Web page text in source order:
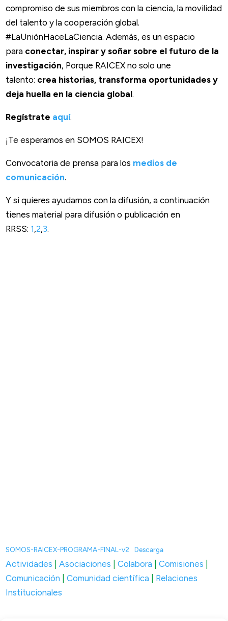
compromiso de sus miembros con la ciencia, la movilidad
del talento y la cooperación global.
#LaUniónHaceLaCiencia. Además, es un espacio
para conectar, inspirar y soñar sobre el futuro de la
investigación, Porque RAICEX no solo une
talento: crea historias, transforma oportunidades y
deja huella en la ciencia global.
Regístrate aquí.
¡Te esperamos en SOMOS RAICEX!
Convocatoria de prensa para los medios de
comunicación.
Y si quieres ayudarnos con la difusión, a continuación
tienes material para difusión o publicación en
RRSS: 1,2,3.
SOMOS-RAICEX-PROGRAMA-FINAL-v2 Descarga
Actividades |Asociaciones |Colabora |Comisiones
Comunicación |Comunidad científica
Relaciones
Institucionales